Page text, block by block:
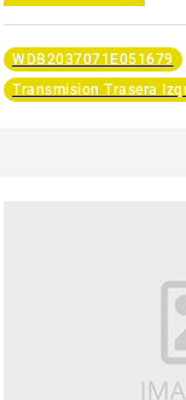
WDB2037071E051679
Transmision Trasera